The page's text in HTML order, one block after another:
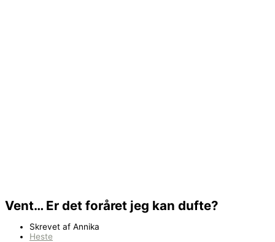
Vent… Er det foråret jeg kan dufte?
Skrevet af Annika
Heste